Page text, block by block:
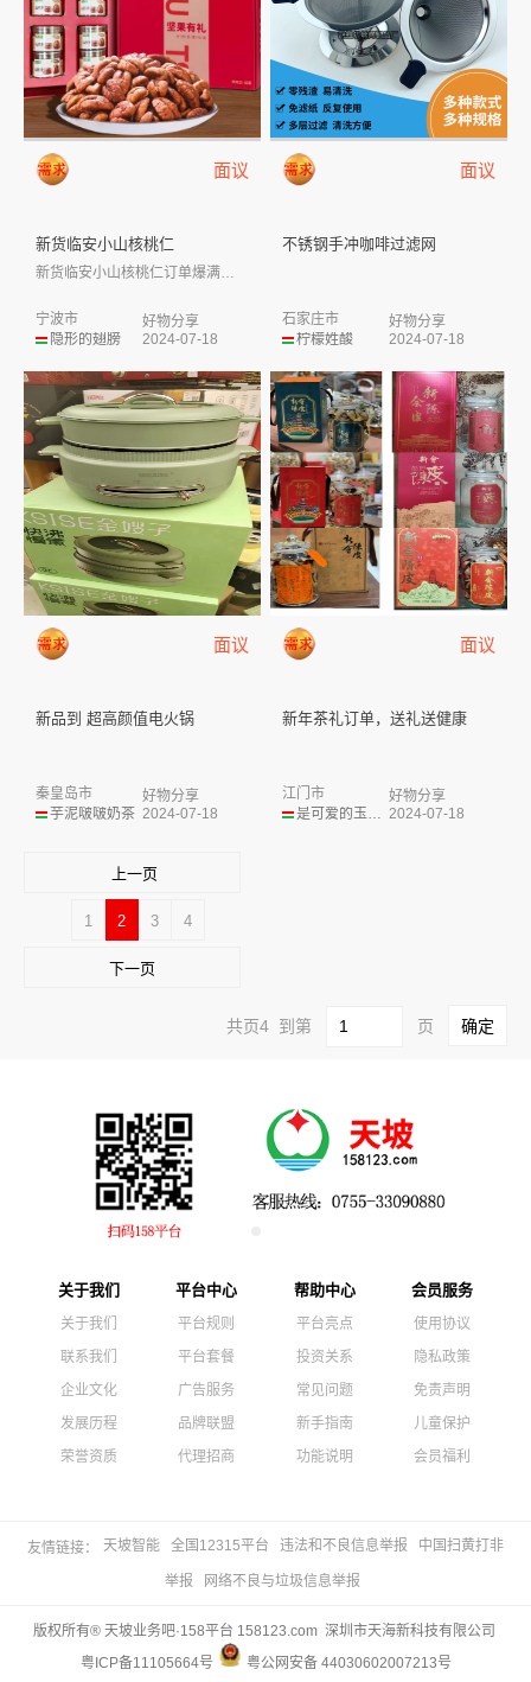
面议
新货临安小山核桃仁
新货临安小山核桃仁订单爆满！活动继续10...
隐形的翅膀
宁波市
好物分享
2024-07-18
面议
不锈钢手冲咖啡过滤网
柠檬姓酸
石家庄市
好物分享
2024-07-18
面议
新品到 超高颜值电火锅
芋泥啵啵奶茶
秦皇岛市
好物分享
2024-07-18
面议
新年茶礼订单，送礼送健康
是可爱的玉米呀
江门市
好物分享
2024-07-18
上一页
1 2 3 4
下一页
共页4 到第 页
关于我们
关于我们
联系我们
企业文化
发展历程
荣誉资质
平台中心
平台规则
平台套餐
广告服务
品牌联盟
代理招商
帮助中心
平台亮点
投资关系
常见问题
新手指南
功能说明
会员服务
使用协议
隐私政策
免责声明
儿童保护
会员福利
友情链接： 天坡智能 全国12315平台 违法和不良信息举报 中国扫黄打非
举报 网络不良与垃圾信息举报
版权所有® 天坡业务吧·158平台 158123.com 深圳市天海新科技有限公司
粤ICP备11105664号
粤公网安备 44030602007213号